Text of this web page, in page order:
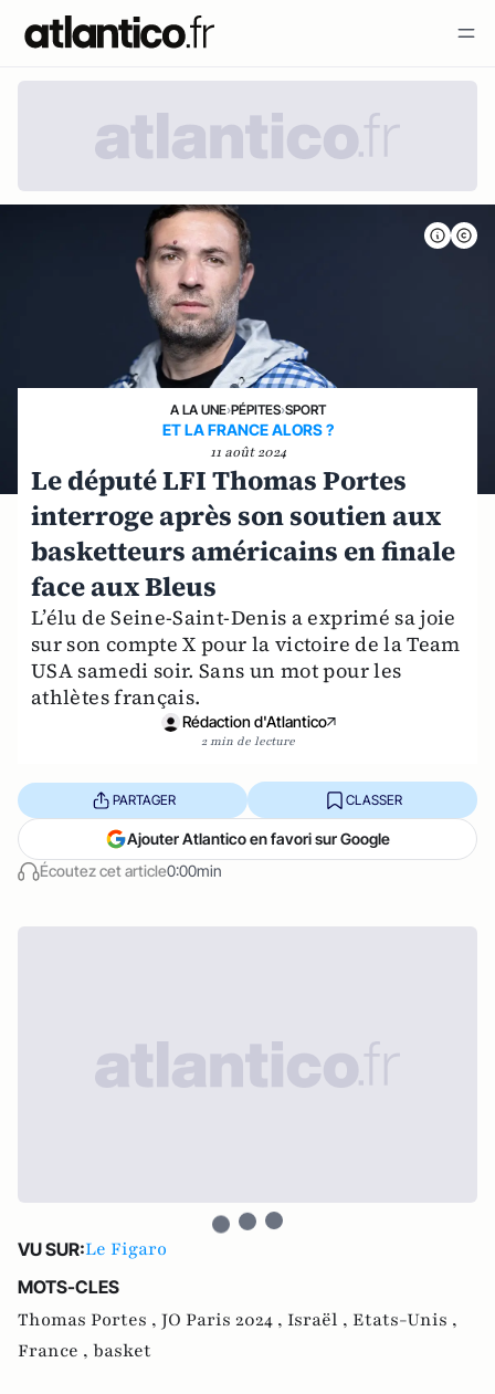
A LA UNE›PÉPITES›SPORT
ET LA FRANCE ALORS ?
11 août 2024
Le député LFI Thomas Portes
interroge après son soutien aux
basketteurs américains en finale
face aux Bleus
L’élu de Seine-Saint-Denis a exprimé sa joie
sur son compte X pour la victoire de la Team
USA samedi soir. Sans un mot pour les
athlètes français.
Rédaction d'Atlantico
2 min de lecture
Écoutez cet article0:00min
PARTAGER CLASSER
Ajouter Atlantico en favori sur Google
VU SUR:Le Figaro
MOTS-CLES
Thomas Portes , JO Paris 2024 , Israël , Etats-Unis ,
France , basket